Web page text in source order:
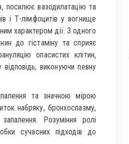
посилює вазодилатацію та
і Т-лімфоцитів у вогнище
характером дії. З одного
до гістаміну та сприяє
опасистих клітин,
виконуючи певну
та значною мірою
набряку, бронхоспазму,
Розуміння ролі
сучасних підходів до